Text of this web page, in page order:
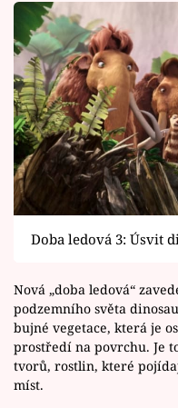
Doba ledová 3: Úsvit
Nová „doba ledová“
podzemního světa
bujné vegetace, která je
prostředí na povrchu. Je
tvorů, rostlin, které
míst.